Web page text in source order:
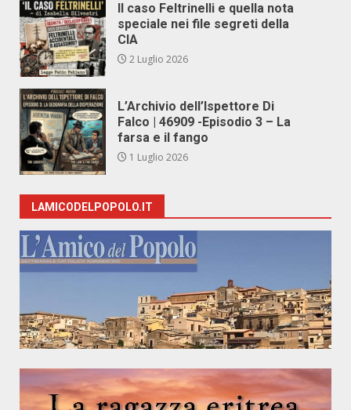
Il caso Feltrinelli e quella nota
speciale nei file segreti della
CIA
2 Luglio 2026
L’Archivio dell’Ispettore Di
Falco | 46909 -Episodio 3 – La
farsa e il fango
1 Luglio 2026
LAMICODELPOPOLO.IT